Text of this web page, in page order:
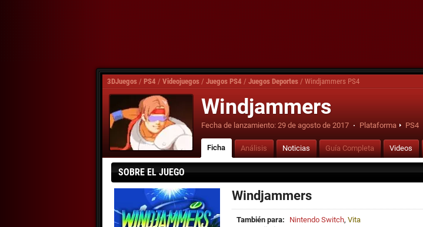
3DJuegos / PS4 / Videojuegos / Juegos PS4 / Juegos Deportes / Windjammers PS4
Windjammers
Fecha de lanzamiento: 29 de agosto de 2017 · Plataforma PS4
Ficha Análisis Noticias Guía Completa Videos
SOBRE EL JUEGO
Windjammers
También para: Nintendo Switch, Vita